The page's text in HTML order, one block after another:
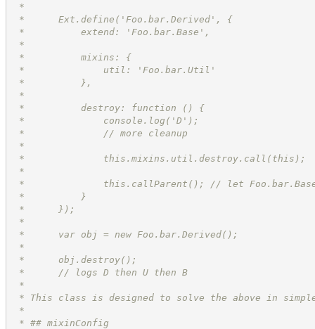
*
*      Ext.define('Foo.bar.Derived', {
*          extend: 'Foo.bar.Base',
*
*          mixins: {
*              util: 'Foo.bar.Util'
*          },
*
*          destroy: function () {
*              console.log('D');
*              // more cleanup
*
*              this.mixins.util.destroy.call(this);
*
*              this.callParent(); // let
*          }
*      });
*
*      var obj = new Foo.bar.Derived();
*
*      obj.destroy();
*      // logs D then U then B
*
* This class is designed to solve the above in
*
* ## mixinConfig